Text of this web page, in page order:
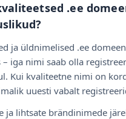
.ee
ja üldnimelised .ee
– iga nimi saab olla
Kui kvaliteetne nimi on
uuesti vabalt
ja lihtsate brändinimede